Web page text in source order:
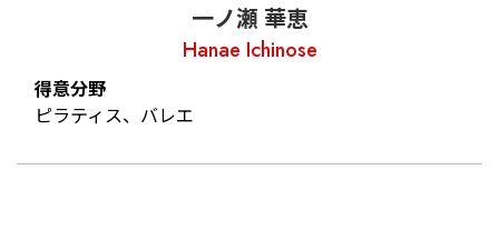
一ノ瀬 華恵
Hanae Ichinose
得意分野
ピラティス、バレエ